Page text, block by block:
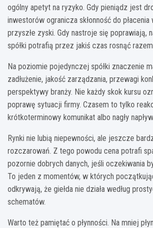
ogólny apetyt na ryzyko. Gdy pieniądz jest
inwestorów ogranicza skłonność do
przyszłe zyski. Gdy nastroje się poprawiają,
spółki potrafią przez jakiś czas rosnąć
Na poziomie pojedynczej spółki znaczenie
zadłużenie, jakość zarządzania, przewagi
perspektywy branży. Nie każdy skok kursu
poprawę sytuacji firmy. Czasem to tylko
krótkoterminowy komunikat albo nagły
Rynki nie lubią niepewności, ale jeszcze
rozczarowań. Z tego powodu cena potrafi
pozornie dobrych danych, jeśli oczekiwania
To jeden z momentów, w których
odkrywają, że giełda nie działa według
schematów.
Warto też pamiętać o płynności. Na mniej